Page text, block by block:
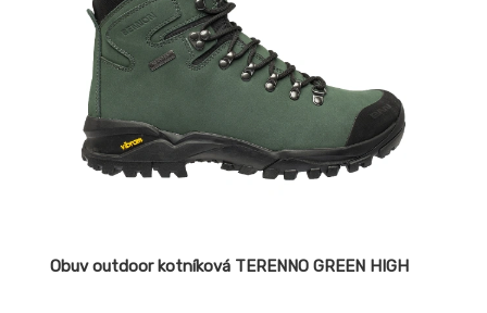
Obuv outdoor kotníková TERENNO GREEN HIGH